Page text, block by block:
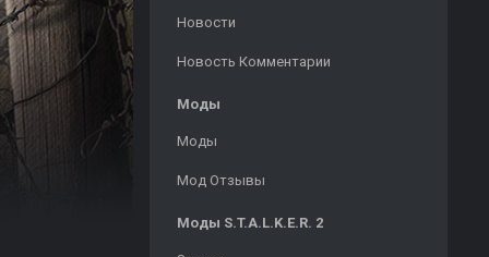
Новости
Новость Комментарии
Моды
Моды
Мод Отзывы
Моды S.T.A.L.K.E.R. 2